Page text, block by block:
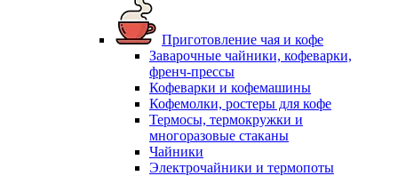
Приготовление чая и кофе
Заварочные чайники, кофеварки,
френч-прессы
Кофеварки и кофемашины
Кофемолки, ростеры для кофе
Термосы, термокружки и
многоразовые стаканы
Чайники
Электрочайники и термопоты